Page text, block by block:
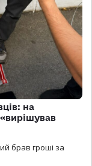
на
брав гроші за